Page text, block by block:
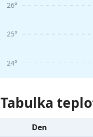
24°
25°
26°
Tabulka
Den